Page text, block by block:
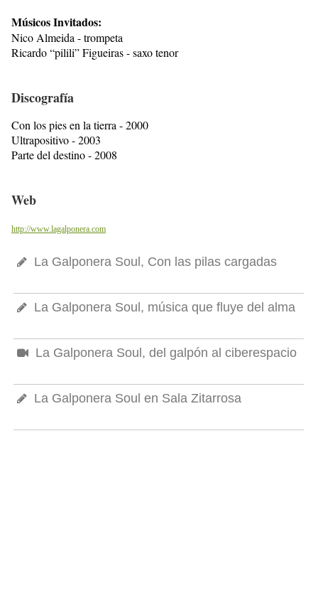
Músicos Invitados:
Nico Almeida - trompeta
Ricardo “pilili” Figueiras - saxo tenor
Discografía
Con los pies en la tierra - 2000
Ultrapositivo - 2003
Parte del destino - 2008
Web
http://www.lagalponera.com
La Galponera Soul, Con las pilas cargadas
La Galponera Soul, música que fluye del alma
La Galponera Soul, del galpón al ciberespacio
La Galponera Soul en Sala Zitarrosa